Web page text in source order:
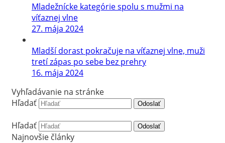
Mladežnícke kategórie spolu s mužmi na
víťaznej vlne
27. mája 2024
Mladší dorast pokračuje na víťaznej vlne, muži
tretí zápas po sebe bez prehry
16. mája 2024
Vyhľadávanie na stránke
Hľadať
Odoslať
Hľadať Odoslať
Najnovšie články